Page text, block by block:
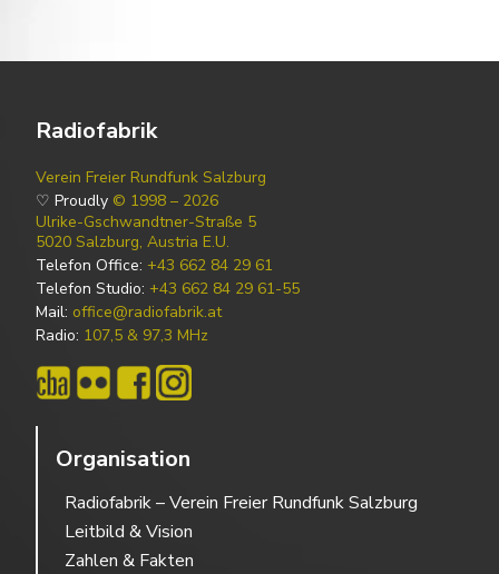
Radiofabrik
Verein Freier Rundfunk Salzburg
♡ Proudly © 1998 – 2026
Ulrike-Gschwandtner-Straße 5
5020 Salzburg, Austria E.U.
Telefon Office: +43 662 84 29 61
Telefon Studio: +43 662 84 29 61-55
Mail: office@radiofabrik.at
Radio: 107,5 & 97,3 MHz
Organisation
Radiofabrik – Verein Freier Rundfunk Salzburg
Leitbild & Vision
Zahlen & Fakten